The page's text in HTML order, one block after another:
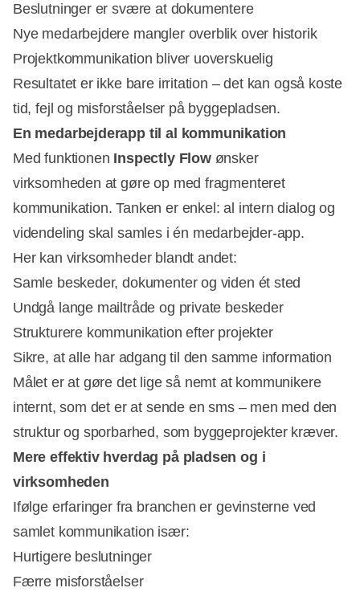
Beslutninger er svære at dokumentere
Nye medarbejdere mangler overblik over historik
Projektkommunikation bliver uoverskuelig
Resultatet er ikke bare irritation – det kan også koste
tid, fejl og misforståelser på byggepladsen.
En medarbejderapp til al kommunikation
Med funktionen Inspectly Flowønsker
virksomheden at gøre op med fragmenteret
kommunikation. Tanken er enkel: al intern dialog og
videndeling skal samles i én medarbejder-app.
Her kan virksomheder blandt andet:
Samle beskeder, dokumenter og viden ét sted
Undgå lange mailtråde og private beskeder
Strukturere kommunikation efter projekter
Sikre, at alle har adgang til den samme information
Målet er at gøre det lige så nemt at kommunikere
internt, som det er at sende en sms – men med den
struktur og sporbarhed, som byggeprojekter kræver.
Mere effektiv hverdag på pladsen og i
virksomheden
Ifølge erfaringer fra branchen er gevinsterne ved
samlet kommunikation især:
Hurtigere beslutninger
Færre misforståelser